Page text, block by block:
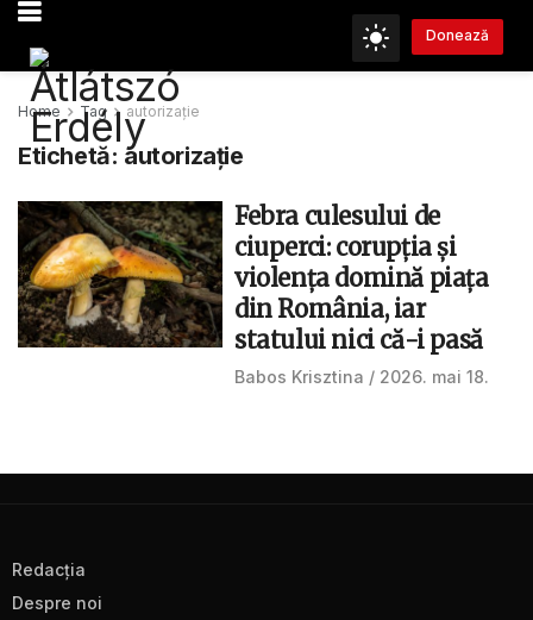
Donează
Home Tag autorizație
Etichetă: autorizație
Febra culesului de
ciuperci: corupția și
violența domină piața
din România, iar
statului nici că-i pasă
Babos Krisztina 2026. mai 18.
Redacţia
Despre noi